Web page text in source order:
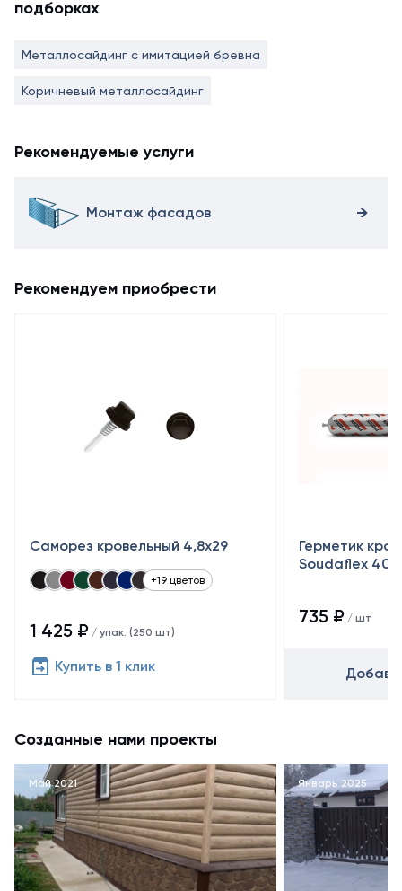
подборках
Металлосайдинг с имитацией бревна
Коричневый металлосайдинг
Рекомендуемые услуги
Монтаж фасадов
Рекомендуем приобрести
Саморез кровельный 4,8x29
+19 цветов
1 425 ₽ / упак. (250 шт)
Купить в 1 клик
Герметик
Soudaflex 40
735 ₽ / шт
Созданные нами проекты
Май 2021 Январь 2025